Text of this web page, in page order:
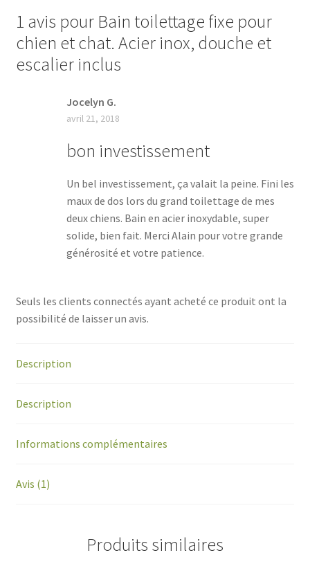
1 avis pour Bain toilettage fixe pour
chien et chat. Acier inox, douche et
escalier inclus
Jocelyn G.
avril 21, 2018
bon investissement
Un bel investissement, ça valait la peine. Fini les
maux de dos lors du grand toilettage de mes
deux chiens. Bain en acier inoxydable, super
solide, bien fait. Merci Alain pour votre grande
générosité et votre patience.
Seuls les clients connectés ayant acheté ce produit ont la
possibilité de laisser un avis.
Description
Description
Informations complémentaires
Avis (1)
Produits similaires